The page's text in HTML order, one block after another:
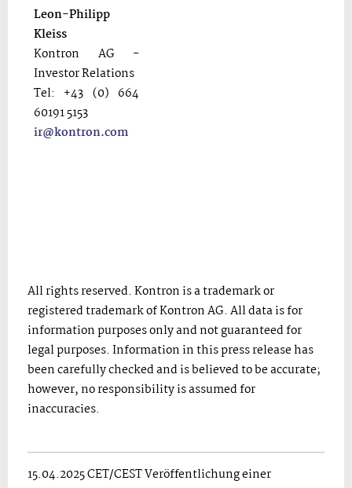
Leon-Philipp
Kleiss
Kontron AG -
Investor Relations
Tel: +43 (0) 664
60191 5153
ir@kontron.com
All rights reserved. Kontron is a trademark or
registered trademark of Kontron AG. All data is for
information purposes only and not guaranteed for
legal purposes. Information in this press release has
been carefully checked and is believed to be accurate;
however, no responsibility is assumed for
inaccuracies.
15.04.2025 CET/CEST Veröffentlichung einer